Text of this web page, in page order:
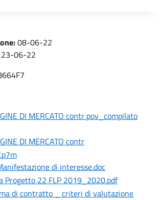
08-06-22
23-06-22
DI MERCATO contr pov_compilato
DI MERCATO contr
di interesse.doc
Progetto 22 FLP 2019_2020.pdf
di contratto _ criteri di valutazione